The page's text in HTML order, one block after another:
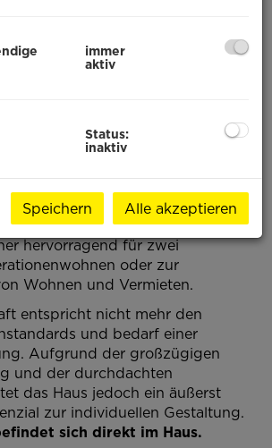
zwei getrennte
eigenen Küche, einem
einem WCausgestattet und
hervorragend für zwei
oder zur
Wohnen und Vermieten.
entspricht nicht mehr den
und bedarf einer
Aufgrund der großzügigen
und der durchdachten
das Haus jedoch ein äußerst
zur individuellen Gestaltung.
sich direkt im Haus.
immer
aktiv
Status:
inaktiv
Speichern Alle akzeptieren